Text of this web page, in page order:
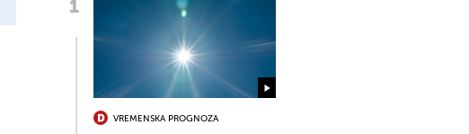
VREMENSKA PROGNOZA